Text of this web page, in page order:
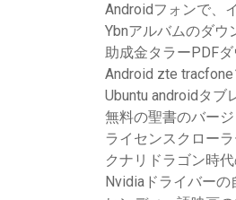
Androidフォンで、
Ybnアルバムのダウ
助成金タラーPDF
Android zte
Ubuntu androidタブ
無料の聖書のバー
ライセンスクロー
クナリドラゴン時
Nvidiaドライバー